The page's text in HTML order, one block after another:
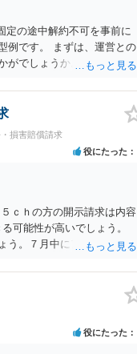
定の途中解約不可を事前に
例です。 まずは、運営との
がでしょうか。 また同時並
損害賠償請求
役にたった
ｃｈの方の開示請求は内容
可能性が高いでしょう。
う。７月中にアカウントが
で相手方が認めれば負担さ
認められる場合と認められ
役にたった